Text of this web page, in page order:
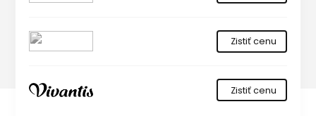
Zistiť cenu
Zistiť cenu